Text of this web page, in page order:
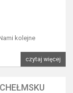
kolejne
czytaj więcej